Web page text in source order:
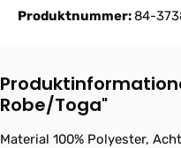
Produktnummer:84-
Robe/Toga"
Material 100% Polyester,